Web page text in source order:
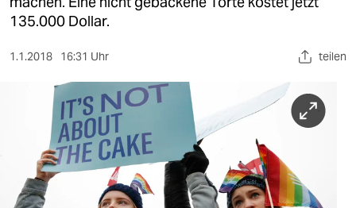
gesellschaft
nord
wahrheit
135.000 Dollar.
1.1.2018 16:31 Uhr teilen